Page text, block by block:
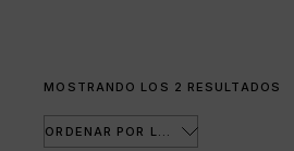
MOSTRANDO LOS 2 RESULTADOS